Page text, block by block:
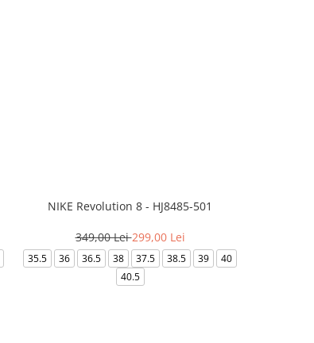
NIKE Revolution 8 - HJ8485-501
349,00 Lei299,00 Lei
35.5 36 36.5 38 37.5 38.5 39
40
40.5